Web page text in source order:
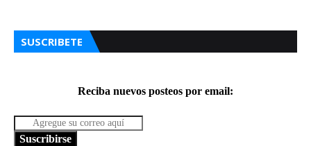
SUSCRIBETE
Reciba nuevos posteos por email:
Suscribirse